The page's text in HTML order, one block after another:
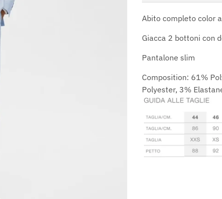
Iscriviti alla newsletter per gli aggiornamenti su nuovi
VAI
Abito completo color
Giacca 2 bottoni con
Pantalone slim
Composition: 61%
Polyester, 3%